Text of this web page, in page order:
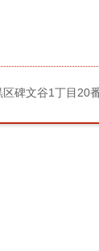
碑文谷1丁目20